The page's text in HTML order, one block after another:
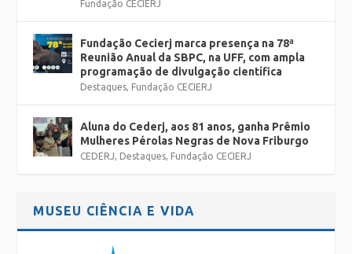
Fundação CECIERJ
Fundação Cecierj marca presença na 78ª
Reunião Anual da SBPC, na UFF, com ampla
programação de divulgação científica
Destaques, Fundação CECIERJ
Aluna do Cederj, aos 81 anos, ganha Prêmio
Mulheres Pérolas Negras de Nova Friburgo
CEDERJ, Destaques, Fundação CECIERJ
MUSEU CIÊNCIA E VIDA